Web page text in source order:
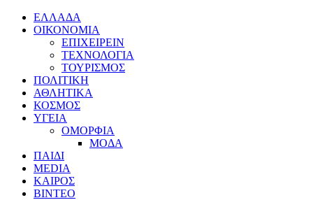
ΕΛΛΑΔΑ
ΟΙΚΟΝΟΜΙΑ
ΕΠΙΧΕΙΡΕΙΝ
ΤΕΧΝΟΛΟΓΙΑ
ΤΟΥΡΙΣΜΟΣ
ΠΟΛΙΤΙΚΗ
ΑΘΛΗΤΙΚΑ
ΚΟΣΜΟΣ
ΥΓΕΙΑ
ΟΜΟΡΦΙΑ
ΜΟΔΑ
ΠΑΙΔΙ
MEDIA
ΚΑΙΡΟΣ
ΒΙΝΤΕΟ